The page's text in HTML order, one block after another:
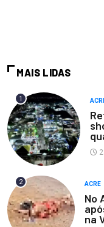
MAIS LIDAS
1
2 ACRE
No
na